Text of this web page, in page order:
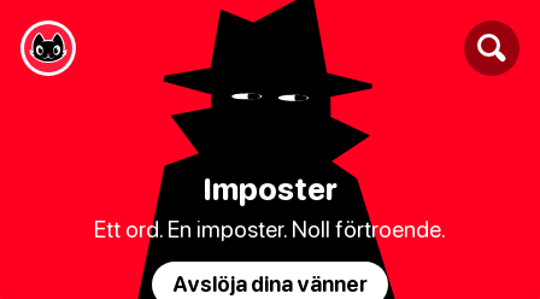
Imposter
Ett ord. En imposter. Noll förtroende.
Avslöja dina vänner